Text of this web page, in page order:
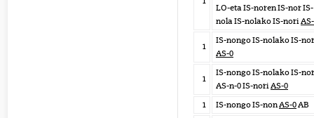
LO-eta IS-noren IS-nor IS-
nola IS-nolako IS-nori
1
IS-nongo IS-nolako IS-
AS-0
1
IS-nongo IS-nolako IS-
AS-n-0 IS-noriAS-0
1
IS-nongo IS-nonAS-0AB